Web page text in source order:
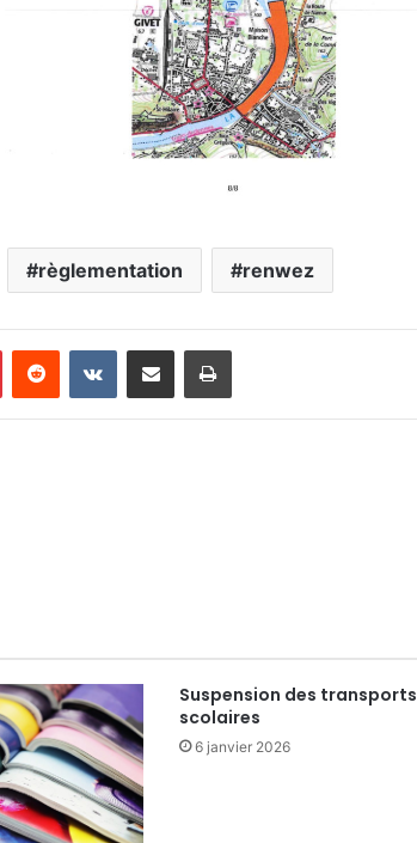
règlementation renwez
PinterestReddit VKontaktePartager par email Imprimer
Suspension des transports
scolaires
6 janvier 2026